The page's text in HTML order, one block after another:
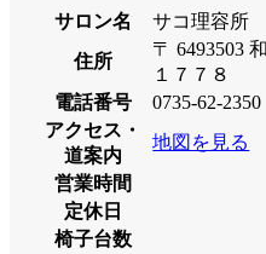
サロン名
サコ理容所
住所
〒 6493503
１７７８
電話番号
0735-62-2350
アクセス・
道案内
地図を見る
営業時間
定休日
椅子台数